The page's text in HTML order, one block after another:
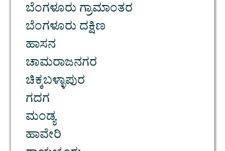
ಬೆಂಗಳೂರು ಗ್ರಾಮಾಂತರ
ಬೆಂಗಳೂರು ದಕ್ಷಿಣ
ಹಾಸನ
ಚಾಮರಾಜನಗರ
ಚಿಕ್ಕಬಳ್ಳಾಪುರ
ಗದಗ
ಮಂಡ್ಯ
ಹಾವೇರಿ